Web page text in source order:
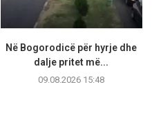
Në Bogorodicë për hyrje dhe
dalje pritet më...
09.08.2026 15:48